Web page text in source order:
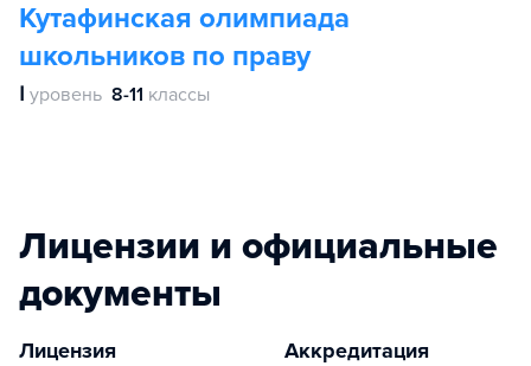
Кутафинская олимпиада
школьников по праву
Ⅰ уровень 8-11 классы
Лицензии и официальные
документы
Лицензия Аккредитация